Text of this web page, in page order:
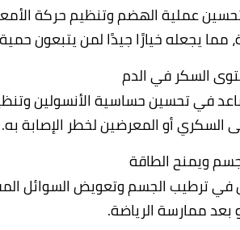
عملية الهضم وتنظيم حركة
يجعله خيارًا جيدًا لمن يتبعون
في تحسين حساسية الأنسولين
أو المعرضين لخطر الإصابة به.
في ترطيب الجسم وتعويض السوائل
بعد ممارسة الرياضة.